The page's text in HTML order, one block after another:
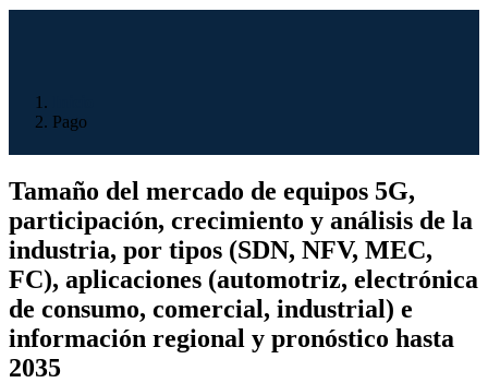
Pago
Tamaño del mercado de equipos 5G,
participación, crecimiento y análisis de la
industria, por tipos (SDN, NFV, MEC,
FC), aplicaciones (automotriz, electrónica
de consumo, comercial, industrial) e
información regional y pronóstico hasta
2035